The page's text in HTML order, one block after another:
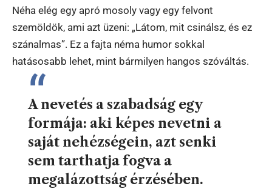
Néha elég egy apró mosoly vagy egy felvont
szemöldök, ami azt üzeni: „Látom, mit csinálsz, és ez
szánalmas”. Ez a fajta néma humor sokkal
hatásosabb lehet, mint bármilyen hangos szóváltás.
A nevetés a szabadság egy
formája: aki képes nevetni a
saját nehézségein, azt senki
sem tarthatja fogva a
megalázottság érzésében.